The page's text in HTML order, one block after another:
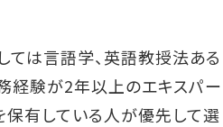
ては言語学、英語教授法ある
経験が2年以上のエキスパー
保有している人が優先して選